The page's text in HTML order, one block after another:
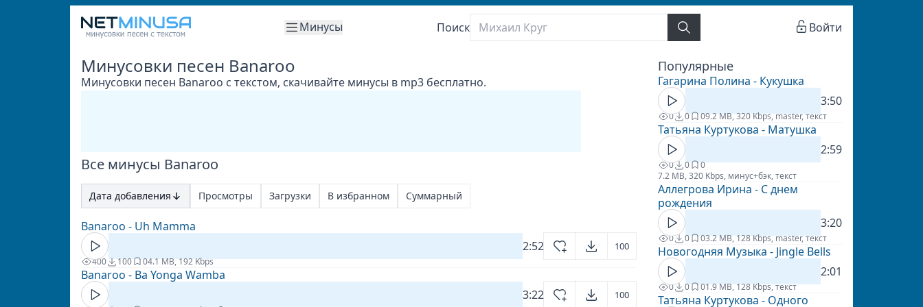
Минусы Поиск Войти
Минусовки песен Banaroo
Минусовки песен Banaroo с текстом, скачивайте минусы в mp3 бесплатно.
Все минусы Banaroo
Дата добавления Просмотры Загрузки В избранном Суммарный
Banaroo - Uh Mamma
2:52
100
400 100 04.1 MB, 192 Kbps
Banaroo - Ba Yonga Wamba
3:22
100
Популярные
Гагарина Полина - Кукушка
3:50
0 0 09.2 MB, 320 Kbps, master, текст
Татьяна Куртукова - Матушка
2:59
0 0
0
7.2 MB, 320 Kbps, минус+бэк, текст
Аллегрова Ирина - С днем
рождения
3:20
0 0 03.2 MB, 128 Kbps, master, текст
Новогодняя Музыка - Jingle Bells
2:01
0 0 01.9 MB, 128 Kbps, текст
Татьяна Куртукова - Одного